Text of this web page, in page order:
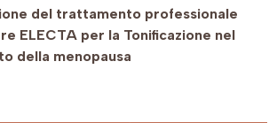
del trattamento professionale
ELECTA per la Tonificazione nel
della menopausa